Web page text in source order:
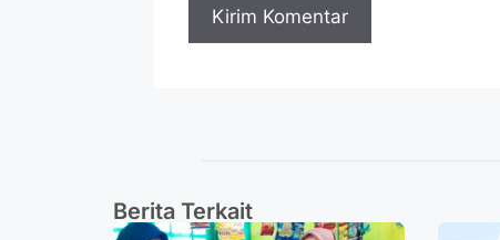
Berita Terkait